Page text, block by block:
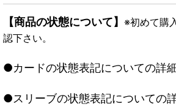
【商品の状態について】 ※初めて購
認下さい。
●カードの状態表記についての詳
●スリーブの状態表記についての